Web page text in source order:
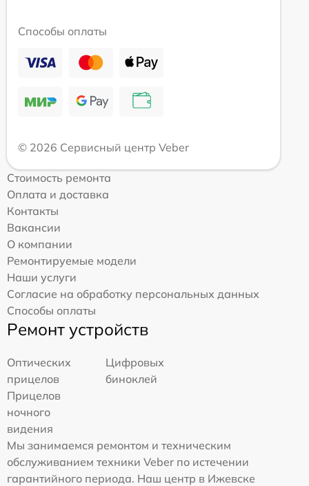
Способы оплаты
© 2026 Сервисный центр Veber
Стоимость ремонта
Оплата и доставка
Контакты
Вакансии
О компании
Ремонтируемые модели
Наши услуги
Согласие на обработку персональных данных
Способы оплаты
Ремонт устройств
Оптических
прицелов
Цифровых
биноклей
Прицелов
ночного
видения
Мы занимаемся ремонтом и техническим
обслуживанием техники Veber по истечении
гарантийного периода. Наш центр в Ижевске